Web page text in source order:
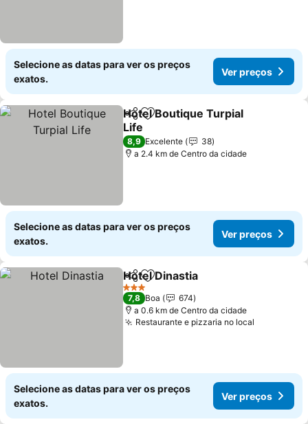
Selecione as datas para ver os preços
exatos.
Ver preços
PartilharAdicionar aos favoritos
Hotel Boutique Turpial
Life
Ver preços
8,9 Excelente
38
a 2.4 km de Centro da cidade
Selecione as datas para ver os preços
exatos.
Ver preços
PartilharAdicionar aos favoritos
Hotel Dinastia
3 Estrelas
7,8 Boa
674
a 0.6 km de Centro da cidade
Restaurante e pizzaria no local
Selecione as datas para ver os preços
exatos.
Ver preços